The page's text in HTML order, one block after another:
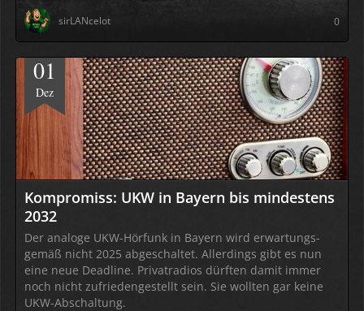
sirLANcelot 0
01
Dez
Kompromiss: UKW in Bayern bis mindestens
2032
Der analoge UKW-Hörfunk in Bayern wird erwar­tungs­
gemäß nicht 2025 abge­schaltet. Aller­dings gibt es nun
eine neue Dead­line. Privat­radios dürften damit immer
noch nicht zufrie­den­gestellt sein. Sie wollten gar keine
UKW-Abschal­tung.